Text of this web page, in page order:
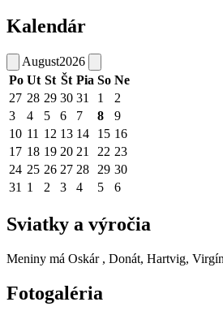
Kalendár
August2026
Po Ut St Št Pia So Ne
27 28 29 30 31 1
2
3
4 5 6 7 8
9
10 11 12 13 14 15 16
17 18 19 20 21 22 23
24 25 26 27 28 29 30
31 1 2 3 4 5 6
Sviatky a výročia
Meniny má Oskár , Donát, Hartvig,
Fotogaléria